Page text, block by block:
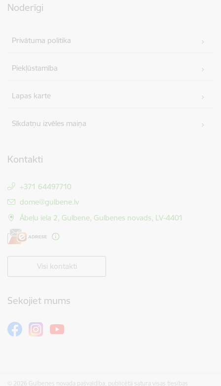
Noderīgi
Privātuma politika
Piekļūstamība
Lapas karte
Sīkdatņu izvēles maiņa
Kontakti
+371 64497710
E-pasts:
dome@gulbene.lv
Ābeļu iela 2, Gulbene, Gulbenes novads, LV-4401
Visi kontakti
Sekojiet mums
© 2026 Gulbenes novada pašvaldība, publicētā satura visas tiesības